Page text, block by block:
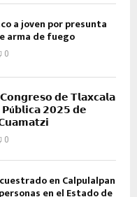
a joven por presunta
arma de fuego
0
𝗱𝗲 𝗧𝗹𝗮𝘅𝗰𝗮𝗹𝗮
𝟮𝟬𝟮𝟱 𝗱𝗲
0
en Calpulalpan
en el Estado de